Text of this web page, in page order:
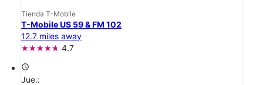
Tienda T-Mobile
T-Mobile US 59 & FM 102
12.7 miles away
4.7
access_time
Jue.: